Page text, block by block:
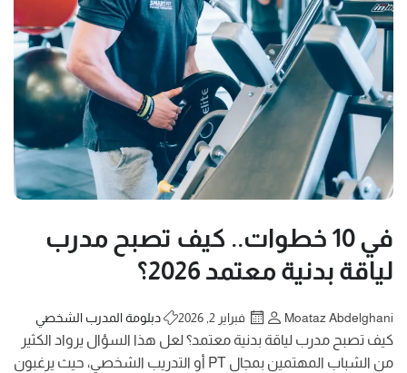
في 10 خطوات.. كيف تصبح مدرب
لياقة بدنية معتمد 2026؟
Moataz Abdelghani فبراير 2, 2026 دبلومة المدرب الشخصي
كيف تصبح مدرب لياقة بدنية معتمد؟ لعل هذا السؤال يرواد الكثير
من الشباب المهتمين بمجال PT أو التدريب الشخصي، حيث يرغبون